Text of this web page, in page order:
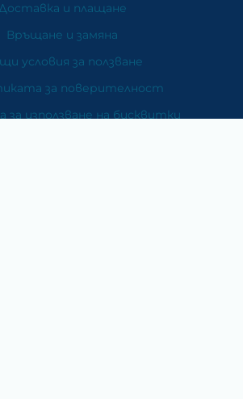
и плащане
Връщане и замяна
условия за ползване
за поверителност
за използване на бисквитки